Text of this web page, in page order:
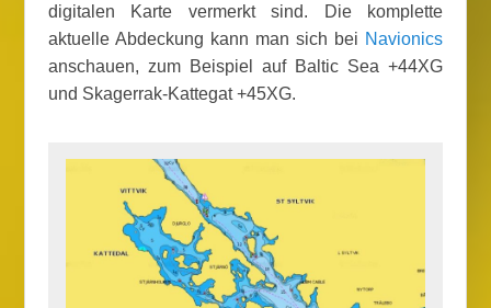
digitalen Karte vermerkt sind. Die komplette
aktuelle Abdeckung kann man sich bei Navionics
anschauen, zum Beispiel auf Baltic Sea +44XG
und Skagerrak-Kattegat +45XG.